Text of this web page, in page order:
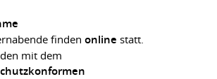
finden online statt.
mit dem